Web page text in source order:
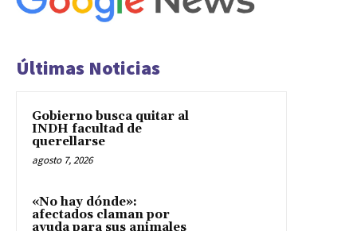
Últimas Noticias
Gobierno busca quitar al
INDH facultad de
querellarse
agosto 7, 2026
«No hay dónde»:
afectados claman por
ayuda para sus animales